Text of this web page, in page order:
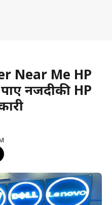
Near Me HP
नजदीकी HP